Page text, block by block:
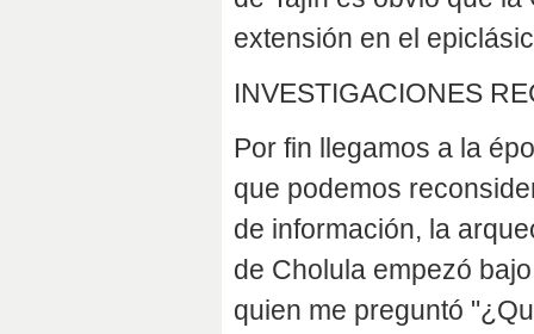
extensión en el
INVESTIGACIONES
Por fin llegamos a la
que podemos
de información, la
de Cholula empezó
quien me preguntó